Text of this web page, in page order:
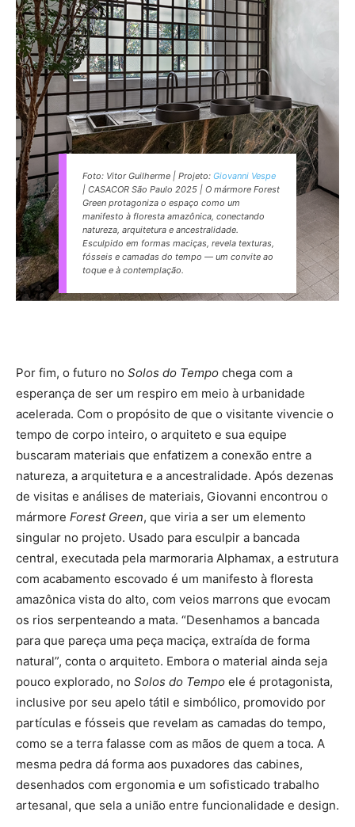
Foto: Vitor Guilherme | Projeto: Giovanni Vespe
| CASACOR São Paulo 2025 | O mármore Forest
Green protagoniza o espaço como um
manifesto à floresta amazônica, conectando
natureza, arquitetura e ancestralidade.
Esculpido em formas maciças, revela texturas,
fósseis e camadas do tempo — um convite ao
toque e à contemplação.
Por fim, o futuro no Solos do Tempo chega com a
esperança de ser um respiro em meio à urbanidade
acelerada. Com o propósito de que o visitante vivencie o
tempo de corpo inteiro, o arquiteto e sua equipe
buscaram materiais que enfatizem a conexão entre a
natureza, a arquitetura e a ancestralidade. Após dezenas
de visitas e análises de materiais, Giovanni encontrou o
mármore Forest Green, que viria a ser um elemento
singular no projeto. Usado para esculpir a bancada
central, executada pela marmoraria Alphamax, a estrutura
com acabamento escovado é um manifesto à floresta
amazônica vista do alto, com veios marrons que evocam
os rios serpenteando a mata. “Desenhamos a bancada
para que pareça uma peça maciça, extraída de forma
natural”, conta o arquiteto. Embora o material ainda seja
pouco explorado, no Solos do Tempo ele é protagonista,
inclusive por seu apelo tátil e simbólico, promovido por
partículas e fósseis que revelam as camadas do tempo,
como se a terra falasse com as mãos de quem a toca. A
mesma pedra dá forma aos puxadores das cabines,
desenhados com ergonomia e um sofisticado trabalho
artesanal, que sela a união entre funcionalidade e design.